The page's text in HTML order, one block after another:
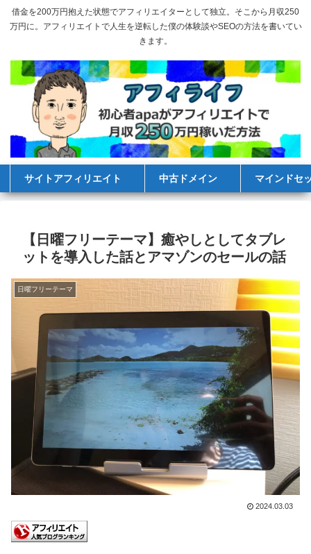
借金を200万円抱えた状態でアフィリエイターとして独立。そこから月収250
万円に。アフィリエイトで人生を逆転した僕の体験談やSEOの方法を書いてい
きます。
サイトアフィリエイト 中古ドメイン マインドセ
【日曜フリーテーマ】癒やしとしてタブレ
ットを導入した話とアマゾンのセールの話
日曜フリーテーマ
2024.03.03